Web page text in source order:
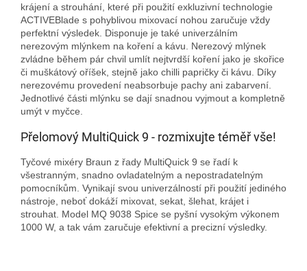
krájení a strouhání, které při použití exkluzivní technologie
ACTIVEBlade s pohyblivou mixovací nohou zaručuje vždy
perfektní výsledek. Disponuje je také univerzálním
nerezovým mlýnkem na koření a kávu. Nerezový mlýnek
zvládne během pár chvil umlít nejtvrdší koření jako je skořice
či muškátový oříšek, stejně jako chilli papričky či kávu. Díky
nerezovému provedení neabsorbuje pachy ani zabarvení.
Jednotlivé části mlýnku se dají snadnou vyjmout a kompletně
umýt v myčce.
Přelomový MultiQuick 9 - rozmixujte téměř vše!
Tyčové mixéry Braun z řady MultiQuick 9 se řadí k
všestranným, snadno ovladatelným a nepostradatelným
pomocníkům. Vynikají svou univerzálností při použití jediného
nástroje, neboť dokáží mixovat, sekat, šlehat, krájet i
strouhat. Model MQ 9038 Spice se pyšní vysokým výkonem
1000 W, a tak vám zaručuje efektivní a precizní výsledky.